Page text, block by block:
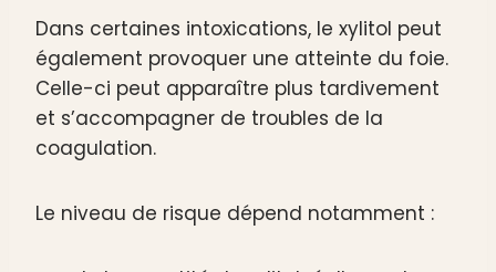
Dans certaines intoxications, le xylitol peut
également provoquer une atteinte du foie.
Celle-ci peut apparaître plus tardivement
et s’accompagner de troubles de la
coagulation.
Le niveau de risque dépend notamment :